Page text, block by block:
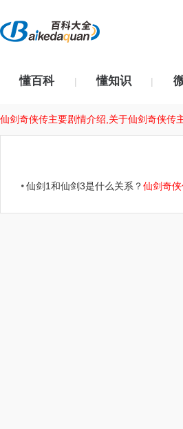
懂百科 | 懂知识 |
仙剑奇侠传主要剧情介绍,关于仙剑奇侠传
仙剑1和仙剑3是什么关系？仙剑奇